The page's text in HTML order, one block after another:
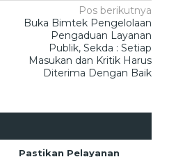
Pos berikutnya
Buka Bimtek Pengelolaan
Pengaduan Layanan
Publik, Sekda : Setiap
Masukan dan Kritik Harus
Diterima Dengan Baik
Pastikan Pelayanan